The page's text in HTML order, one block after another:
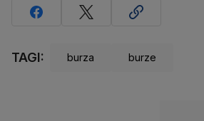
TAGI: burza burze